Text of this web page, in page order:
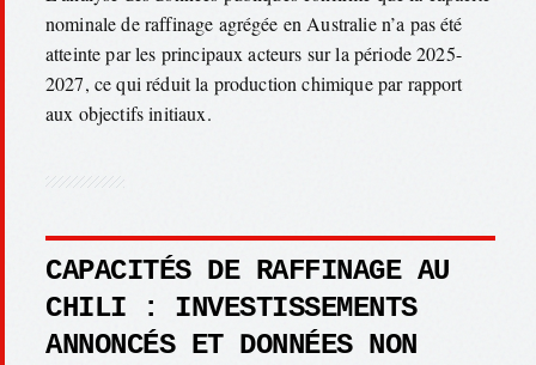
nominale de raffinage agrégée en Australie n’a pas été
atteinte par les principaux acteurs sur la période 2025-
2027, ce qui réduit la production chimique par rapport
aux objectifs initiaux.
CAPACITÉS DE RAFFINAGE AU
CHILI : INVESTISSEMENTS
ANNONCÉS ET DONNÉES NON